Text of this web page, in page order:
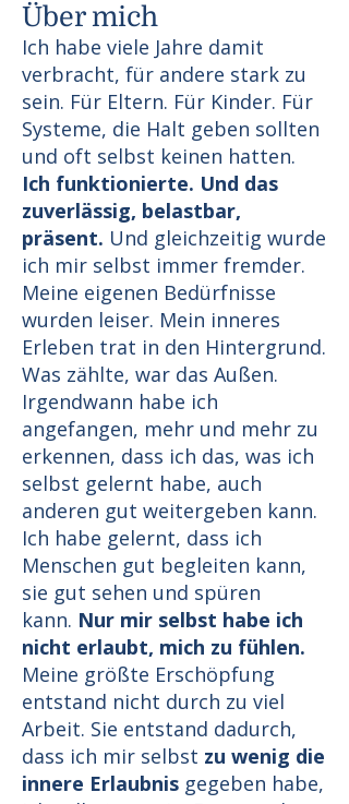
Über mich
Ich habe viele Jahre damit
verbracht, für andere stark zu
sein. Für Eltern. Für Kinder. Für
Systeme, die Halt geben sollten
und oft selbst keinen hatten.
Ich funktionierte. Und das
zuverlässig, belastbar,
präsent. Und gleichzeitig wurde
ich mir selbst immer fremder.
Meine eigenen Bedürfnisse
wurden leiser. Mein inneres
Erleben trat in den Hintergrund.
Was zählte, war das Außen.
Irgendwann habe ich
angefangen, mehr und mehr zu
erkennen, dass ich das, was ich
selbst gelernt habe, auch
anderen gut weitergeben kann.
Ich habe gelernt, dass ich
Menschen gut begleiten kann,
sie gut sehen und spüren
kann. Nur mir selbst habe ich
nicht erlaubt, mich zu fühlen.
Meine größte Erschöpfung
entstand nicht durch zu viel
Arbeit. Sie entstand dadurch,
dass ich mir selbst zu wenig die
innere Erlaubnis gegeben habe,